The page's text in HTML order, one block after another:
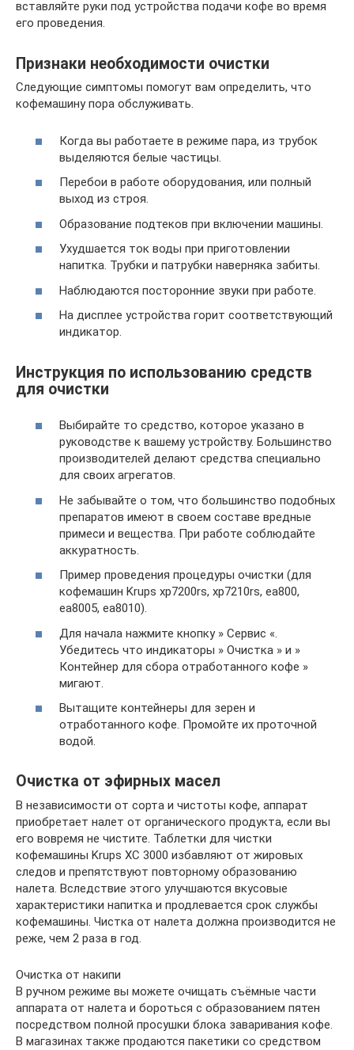
вставляйте руки под устройства подачи кофе во время
его проведения.
Признаки необходимости очистки
Следующие симптомы помогут вам определить, что
кофемашину пора обслуживать.
Когда вы работаете в режиме пара, из трубок
выделяются белые частицы.
Перебои в работе оборудования, или полный
выход из строя.
Образование подтеков при включении машины.
Ухудшается ток воды при приготовлении
напитка. Трубки и патрубки наверняка забиты.
Наблюдаются посторонние звуки при работе.
На дисплее устройства горит соответствующий
индикатор.
Инструкция по использованию средств
для очистки
Выбирайте то средство, которое указано в
руководстве к вашему устройству. Большинство
производителей делают средства специально
для своих агрегатов.
Не забывайте о том, что большинство подобных
препаратов имеют в своем составе вредные
примеси и вещества. При работе соблюдайте
аккуратность.
Пример проведения процедуры очистки (для
кофемашин Krups xp7200rs, xp7210rs, ea800,
ea8005, ea8010).
Для начала нажмите кнопку » Сервис «.
Убедитесь что индикаторы » Очистка » и »
Контейнер для сбора отработанного кофе »
мигают.
Вытащите контейнеры для зерен и
отработанного кофе. Промойте их проточной
водой.
Очистка от эфирных масел
В независимости от сорта и чистоты кофе, аппарат
приобретает налет от органического продукта, если вы
его вовремя не чистите. Таблетки для чистки
кофемашины Krups XC 3000 избавляют от жировых
следов и препятствуют повторному образованию
налета. Вследствие этого улучшаются вкусовые
характеристики напитка и продлевается срок службы
кофемашины. Чистка от налета должна производится не
реже, чем 2 раза в год.
Очистка от накипи
В ручном режиме вы можете очищать съёмные части
аппарата от налета и бороться с образованием пятен
посредством полной просушки блока заваривания кофе.
В магазинах также продаются пакетики со средством